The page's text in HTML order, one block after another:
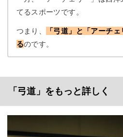
てるスポーツです。
つまり、
「弓道」と「アーチ
るのです。
「弓道」をもっと詳しく